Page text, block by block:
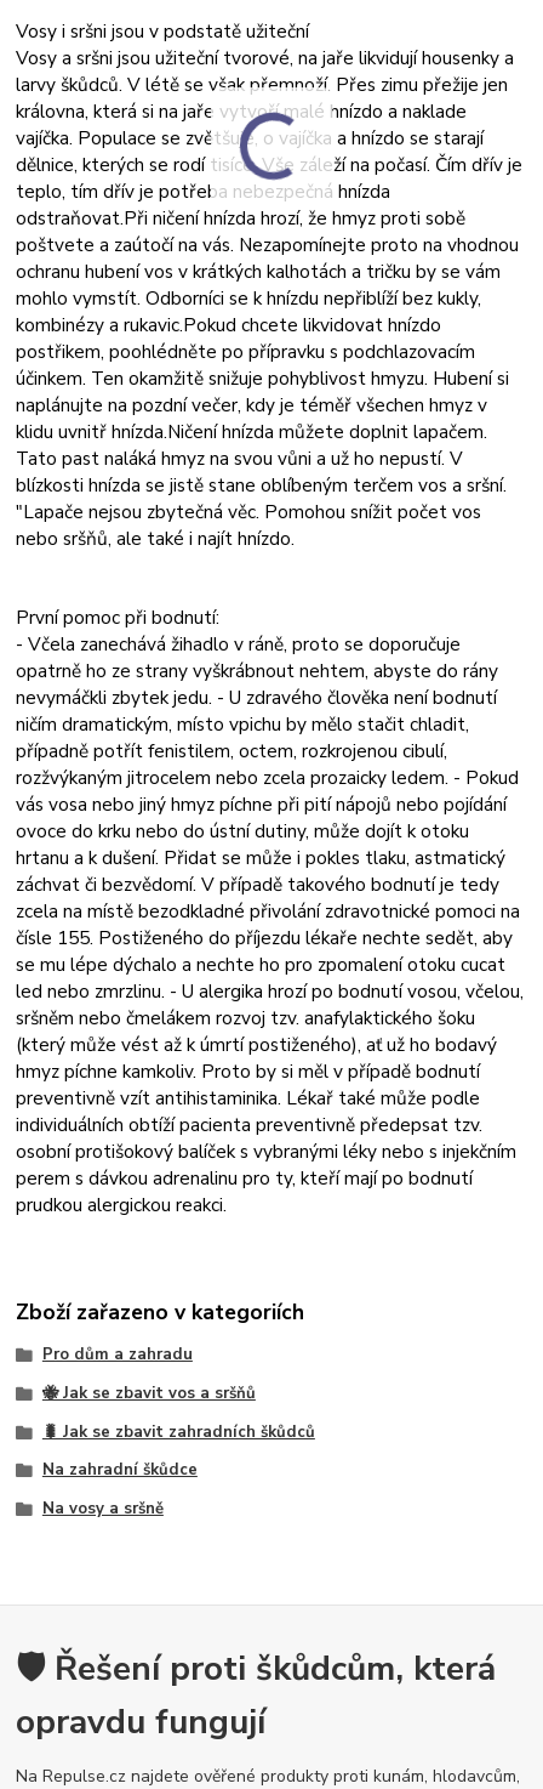
Vosy i sršni jsou v podstatě užiteční
Vosy a sršni jsou užiteční tvorové, na jaře likvidují housenky a
larvy škůdců. V létě se však přemnoží. Přes zimu přežije jen
královna, která si na jaře vytvoří malé hnízdo a naklade
vajíčka. Populace se zvětšuje, o vajíčka a hnízdo se starají
dělnice, kterých se rodí tisíce. Vše záleží na počasí. Čím dřív je
teplo, tím dřív je potřeba nebezpečná hnízda
odstraňovat.Při ničení hnízda hrozí, že hmyz proti sobě
poštvete a zaútočí na vás. Nezapomínejte proto na vhodnou
ochranu hubení vos v krátkých kalhotách a tričku by se vám
mohlo vymstít. Odborníci se k hnízdu nepřiblíží bez kukly,
kombinézy a rukavic.Pokud chcete likvidovat hnízdo
postřikem, poohlédněte po přípravku s podchlazovacím
účinkem. Ten okamžitě snižuje pohyblivost hmyzu. Hubení si
naplánujte na pozdní večer, kdy je téměř všechen hmyz v
klidu uvnitř hnízda.Ničení hnízda můžete doplnit lapačem.
Tato past naláká hmyz na svou vůni a už ho nepustí. V
blízkosti hnízda se jistě stane oblíbeným terčem vos a sršní.
"Lapače nejsou zbytečná věc. Pomohou snížit počet vos
nebo sršňů, ale také i najít hnízdo.
První pomoc při bodnutí:
- Včela zanechává žihadlo v ráně, proto se doporučuje
opatrně ho ze strany vyškrábnout nehtem, abyste do rány
nevymáčkli zbytek jedu. - U zdravého člověka není bodnutí
ničím dramatickým, místo vpichu by mělo stačit chladit,
případně potřít fenistilem, octem, rozkrojenou cibulí,
rozžvýkaným jitrocelem nebo zcela prozaicky ledem. - Pokud
vás vosa nebo jiný hmyz píchne při pití nápojů nebo pojídání
ovoce do krku nebo do ústní dutiny, může dojít k otoku
hrtanu a k dušení. Přidat se může i pokles tlaku, astmatický
záchvat či bezvědomí. V případě takového bodnutí je tedy
zcela na místě bezodkladné přivolání zdravotnické pomoci na
čísle 155. Postiženého do příjezdu lékaře nechte sedět, aby
se mu lépe dýchalo a nechte ho pro zpomalení otoku cucat
led nebo zmrzlinu. - U alergika hrozí po bodnutí vosou, včelou,
sršněm nebo čmelákem rozvoj tzv. anafylaktického šoku
(který může vést až k úmrtí postiženého), ať už ho bodavý
hmyz píchne kamkoliv. Proto by si měl v případě bodnutí
preventivně vzít antihistaminika. Lékař také může podle
individuálních obtíží pacienta preventivně předepsat tzv.
osobní protišokový balíček s vybranými léky nebo s injekčním
perem s dávkou adrenalinu pro ty, kteří mají po bodnutí
prudkou alergickou reakci.
Zboží zařazeno v kategoriích
Pro dům a zahradu
🐝 Jak se zbavit vos a sršňů
🐛 Jak se zbavit zahradních škůdců
Na zahradní škůdce
Na vosy a sršně
🛡️ Řešení proti škůdcům, která
opravdu fungují
Na Repulse.cz najdete ověřené produkty proti kunám, hlodavcům,